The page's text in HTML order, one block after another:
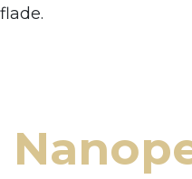
flade.